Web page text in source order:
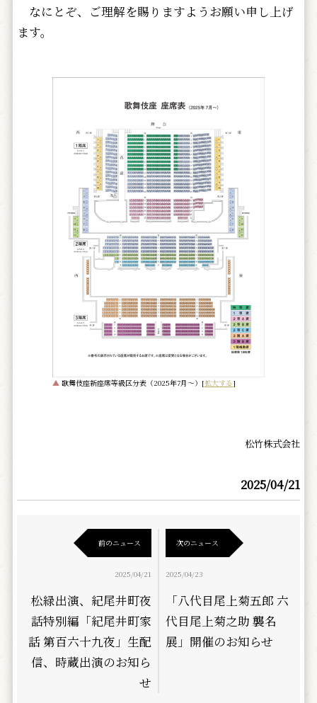
なにとぞ、ご理解を賜りますようお願い申し上げ
ます。
▲ 歌舞伎座新座席等級区分表（2025年7月～）[拡大する ]
松竹株式会社
2025/04/21
前のニュース
2025/04/21
松緑出演、紀尾井町夜
話特別編「紀尾井町家
話 第百六十九夜」生配
信、時蔵出演のお知ら
せ
次のニュース
2025/04/23
「八代目尾上菊五郎 六
代目尾上菊之助 襲名
展」開催のお知らせ